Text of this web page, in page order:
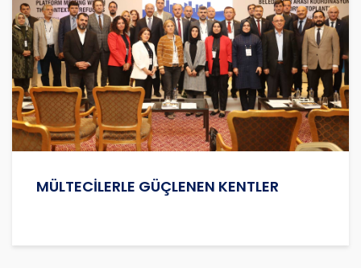
MÜLTECİLERLE GÜÇLENEN KENTLER